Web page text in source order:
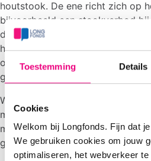
Toestemming Details
Cookies
Welkom bij Longfonds. Fijn dat
We gebruiken cookies om jouw
optimaliseren, het webverkeer
houtstook. De ene richt zich op
bijvoorbeeld een stookverbod
de Stookwijzer. En andere
houtstook buiten, bijvoorbeeld
openbare ruimte te verbieden.
gezonde lucht. Longfonds steunt
We hopen dat de overheid snel
maatregelen tegen houtstook.
moeten uitmaken waar je woont,
gezonde lucht kunnen inademen.